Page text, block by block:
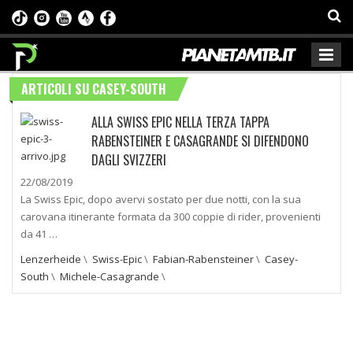
ARTICOLI SU CASEY-SOUTH
ALLA SWISS EPIC NELLA TERZA TAPPA
RABENSTEINER E CASAGRANDE SI DIFENDONO
DAGLI SVIZZERI
22/08/2019
La Swiss Epic, dopo avervi sostato per due notti, con la sua
carovana itinerante formata da 300 coppie di rider, provenienti
da 41 …
Lenzerheide \ Swiss-Epic\ Fabian-Rabensteiner\ Casey-
South \ Michele-Casagrande \